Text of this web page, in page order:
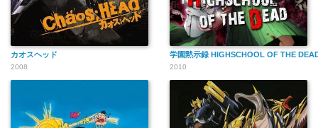
カオスヘッド
2008
学園黙示録 HIGHSCHOOL OF THE
2010